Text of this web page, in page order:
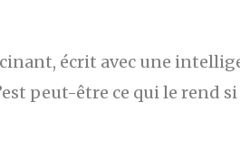
écrit avec une
peut-être ce qui le rend